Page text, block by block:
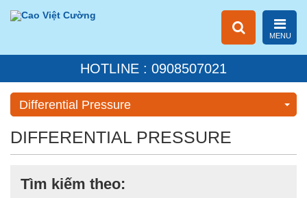
MENU
HOTLINE : 0908507021
Differential Pressure
DIFFERENTIAL PRESSURE
Tìm kiếm theo: